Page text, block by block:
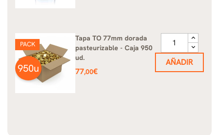
Tapa TO 77mm dorada
pasteurizable - Caja 950
ud.
Precio
77,00€
PACK
950u AÑADIR